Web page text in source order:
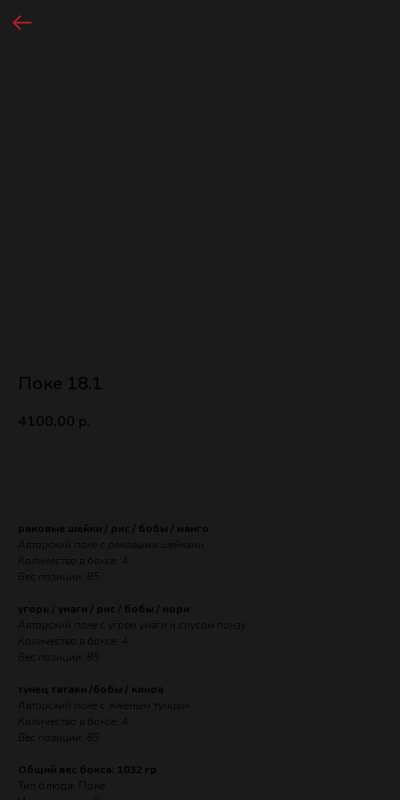
Поке 18.1
4100,00 р.
раковые шейки / рис / бобы / манго
Авторский поке с раковыми шейками
Количество в боксе: 4
Вес позиции: 85
угорь / унаги / рис / бобы / нори
Авторский поке с угрем унаги и соусом понзу
Количество в боксе: 4
Вес позиции: 85
тунец татаки /бобы / киноа
Авторский поке с жженым тунцом
Количество в боксе: 4
Вес позиции: 85
Общий вес бокса: 1032 гр
Тип блюда: Поке